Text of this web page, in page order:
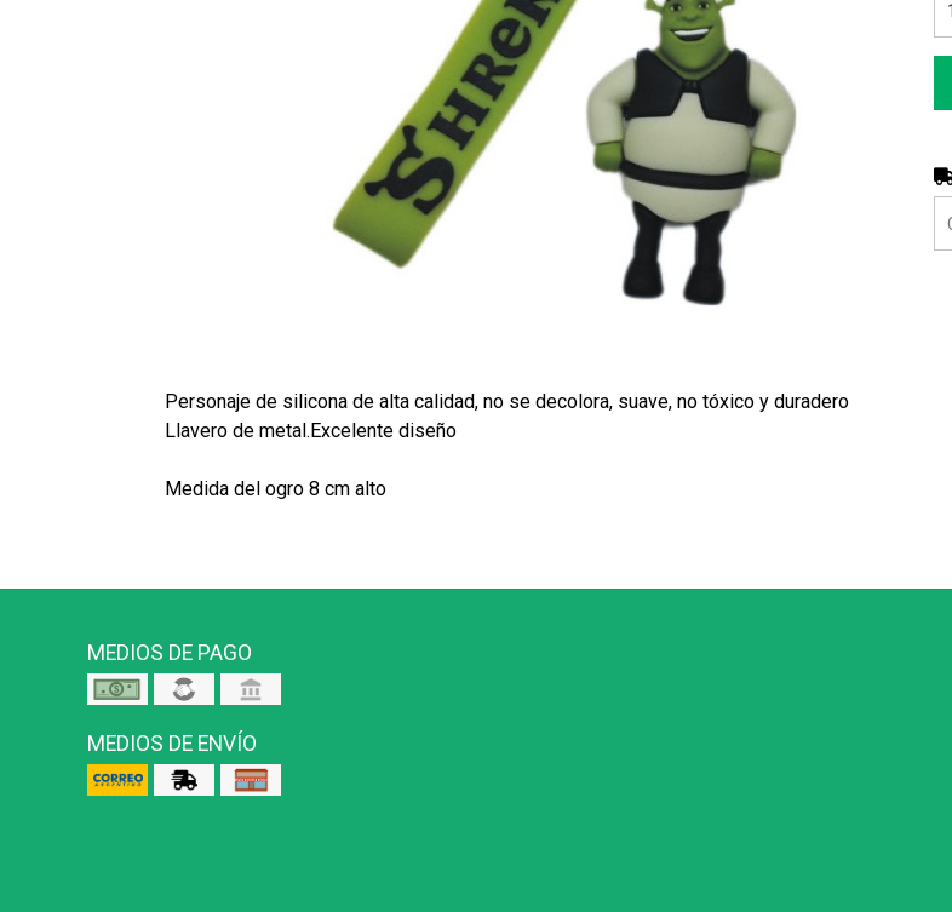
Personaje de silicona de alta calidad, no se decolora, suave, no tóxico y duradero
Llavero de metal.Excelente diseño
Medida del ogro 8 cm alto
MEDIOS DE PAGO
MEDIOS DE ENVÍO